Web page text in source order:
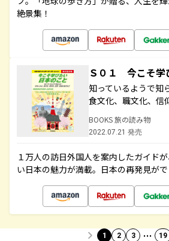
絶景集！
Ｓ０１ 今こそ学
知っているようで知
食文化、職文化、信
BOOKS 旅の読み物
2022.07.21 発売
１万人の訪日外国人を案内したガイド
い日本の魅力が満載。日本の再発見がで
1 2 3 … 19